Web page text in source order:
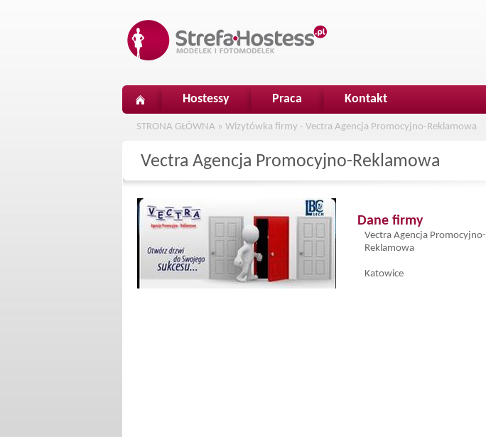
Hostessy Praca Kontakt
STRONA GŁÓWNA » Wizytówka firmy - Vectra Agencja Promocyjno-Reklamowa
Vectra Agencja Promocyjno-Reklamowa
Dane firmy
Vectra Agencja Promocyjno-
Reklamowa
Katowice